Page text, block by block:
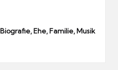
Ehe, Familie, Musik